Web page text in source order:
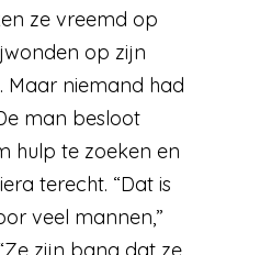
ze vreemd op
op zijn
Maar niemand had
man besloot
hulp te zoeken en
terecht. “Dat is
veel mannen,”
zijn bang dat ze